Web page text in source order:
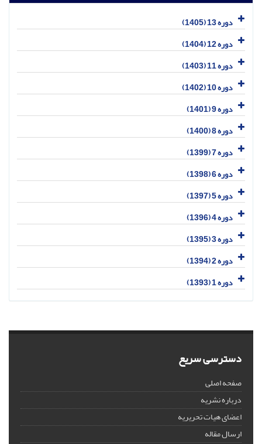
دوره 13 (1405)
دوره 12 (1404)
دوره 11 (1403)
دوره 10 (1402)
دوره 9 (1401)
دوره 8 (1400)
دوره 7 (1399)
دوره 6 (1398)
دوره 5 (1397)
دوره 4 (1396)
دوره 3 (1395)
دوره 2 (1394)
دوره 1 (1393)
دسترسی سریع
صفحه اصلی
درباره نشریه
اعضای هیات تحریریه
ارسال مقاله